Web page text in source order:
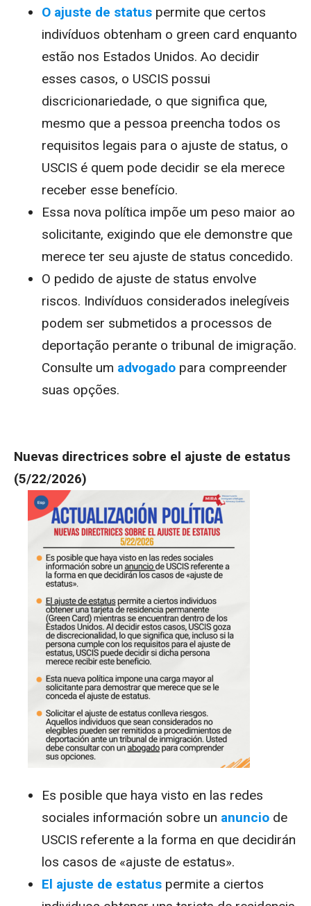
O ajuste de status permite que certos
indivíduos obtenham o green card enquanto
estão nos Estados Unidos. Ao decidir
esses casos, o USCIS possui
discricionariedade, o que significa que,
mesmo que a pessoa preencha todos os
requisitos legais para o ajuste de status, o
USCIS é quem pode decidir se ela merece
receber esse benefício.
Essa nova política impõe um peso maior ao
solicitante, exigindo que ele demonstre que
merece ter seu ajuste de status concedido.
O pedido de ajuste de status envolve
riscos. Indivíduos considerados inelegíveis
podem ser submetidos a processos de
deportação perante o tribunal de imigração.
Consulte um advogado para compreender
suas opções.
Nuevas directrices sobre el ajuste de estatus
(5/22/2026)
Es posible que haya visto en las redes
sociales información sobre un anuncio de
USCIS referente a la forma en que decidirán
los casos de «ajuste de estatus».
El ajuste de estatus permite a ciertos